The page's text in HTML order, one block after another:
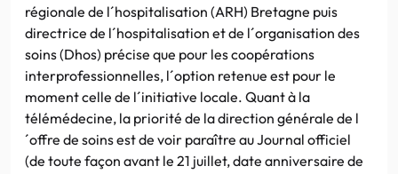
régionale de l´hospitalisation (ARH) Bretagne puis
directrice de l´hospitalisation et de l´organisation des
soins (Dhos) précise que pour les coopérations
interprofessionnelles, l´option retenue est pour le
moment celle de l´initiative locale. Quant à la
télémédecine, la priorité de la direction générale de l
´offre de soins est de voir paraître au Journal officiel
(de toute façon avant le 21 juillet, date anniversaire de